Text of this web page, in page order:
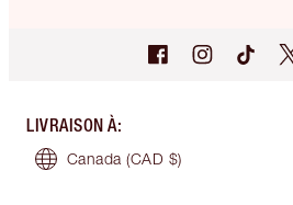
LIVRAISON À:
Canada (CAD $)